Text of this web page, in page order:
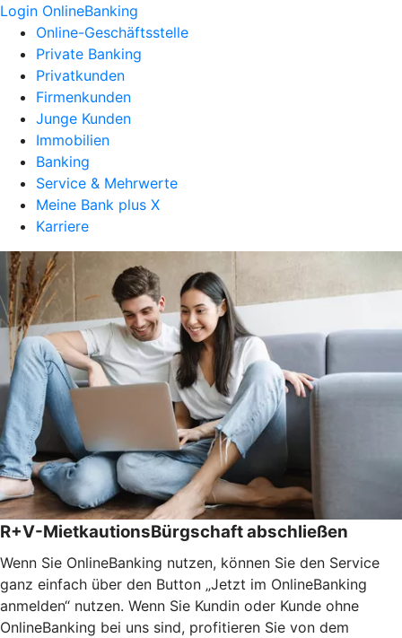
Login OnlineBanking
Online-Geschäftsstelle
Private Banking
Privatkunden
Firmenkunden
Junge Kunden
Immobilien
Banking
Service & Mehrwerte
Meine Bank plus X
Karriere
R+V-MietkautionsBürgschaft abschließen
Wenn Sie OnlineBanking nutzen, können Sie den Service
ganz einfach über den Button „Jetzt im OnlineBanking
anmelden“ nutzen. Wenn Sie Kundin oder Kunde ohne
OnlineBanking bei uns sind, profitieren Sie von dem